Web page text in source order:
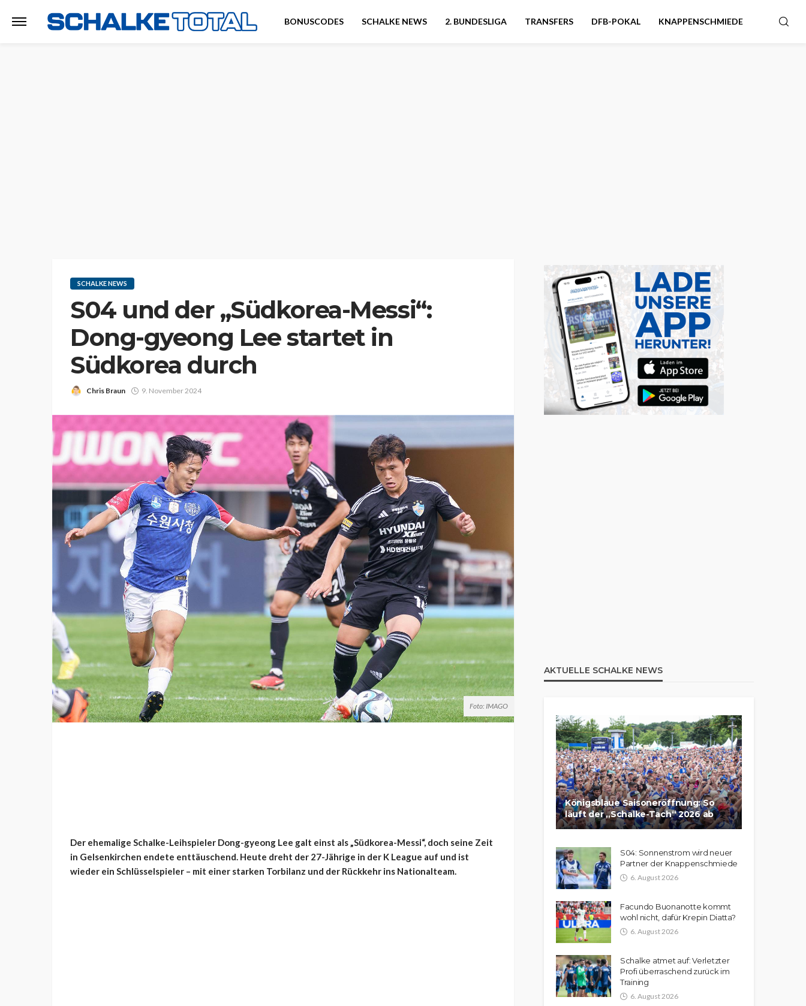
BONUSCODES SCHALKE NEWS 2. BUNDESLIGA TRANSFERS DFB-POKAL KNAPPENSCHMIEDE
SCHALKE NEWS
S04 und der „Südkorea-Messi“:
Dong-gyeong Lee startet in
Südkorea durch
Chris Braun 9. November 2024
Foto: IMAGO
Der ehemalige Schalke-Leihspieler Dong-gyeong Lee galt einst als „Südkorea-Messi“, doch seine Zeit
in Gelsenkirchen endete enttäuschend. Heute dreht der 27-Jährige in der K League auf und ist
wieder ein Schlüsselspieler – mit einer starken Torbilanz und der Rückkehr ins Nationalteam.
AKTUELLE SCHALKE NEWS
Königsblaue Saisoneröffnung: So
läuft der „Schalke-Tach“ 2026 ab
S04: Sonnenstrom wird neuer
Partner der Knappenschmiede
6. August 2026
Facundo Buonanotte kommt
wohl nicht, dafür Krepin Diatta?
6. August 2026
Schalke atmet auf: Verletzter
Profi überraschend zurück im
Training
6. August 2026